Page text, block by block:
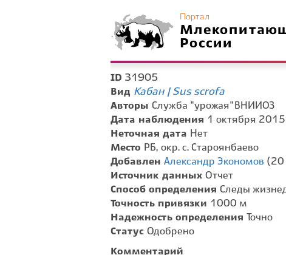
Портал
России
ID 31905
Вид Кабан | Sus scrofa
Авторы Служба "урожая" ВНИИОЗ
Дата наблюдения 1 октября 2015
Неточная дата Нет
Место РБ, окр. с. Староянбаево
Добавлен Александр Экономов (20
Источник данных Отчет
Способ определения Следы
Точность привязки 1000 м
Надежность определения
Точно
Статус Одобрено
Комментарий